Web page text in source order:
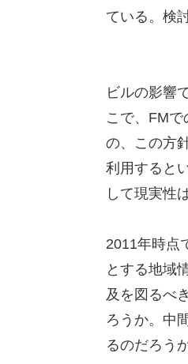
ている。検
ビルの影響
こで、FM
の、この方
利用すると
して現実性
2011年時点
とする地域
及を図るべ
ろうか。中
るのだろうか